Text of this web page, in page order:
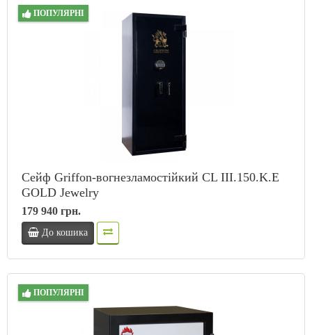
ПОПУЛЯРНІ
Сейф Griffon-вогнезламостійкий CL III.150.K.Е
GOLD Jewelry
179 940 грн.
До кошика
ПОПУЛЯРНІ